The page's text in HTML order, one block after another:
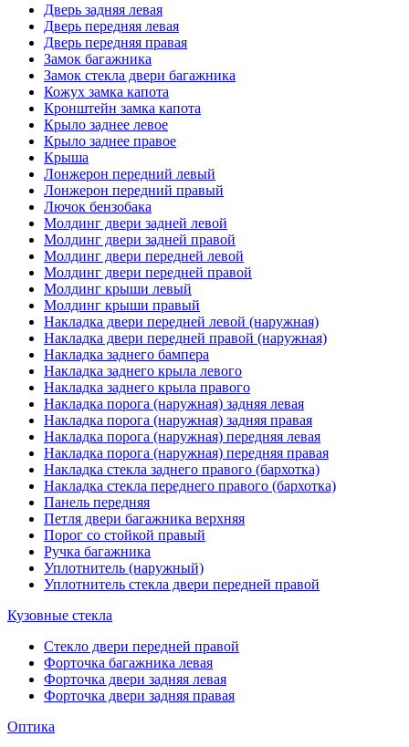
Дверь задняя левая
Дверь передняя левая
Дверь передняя правая
Замок багажника
Замок стекла двери багажника
Кожух замка капота
Кронштейн замка капота
Крыло заднее левое
Крыло заднее правое
Крыша
Лонжерон передний левый
Лонжерон передний правый
Лючок бензобака
Молдинг двери задней левой
Молдинг двери задней правой
Молдинг двери передней левой
Молдинг двери передней правой
Молдинг крыши левый
Молдинг крыши правый
Накладка двери передней левой (наружная)
Накладка двери передней правой (наружная)
Накладка заднего бампера
Накладка заднего крыла левого
Накладка заднего крыла правого
Накладка порога (наружная) задняя левая
Накладка порога (наружная) задняя правая
Накладка порога (наружная) передняя левая
Накладка порога (наружная) передняя правая
Накладка стекла заднего правого (бархотка)
Накладка стекла переднего правого (бархотка)
Панель передняя
Петля двери багажника верхняя
Порог со стойкой правый
Ручка багажника
Уплотнитель (наружный)
Уплотнитель стекла двери передней правой
Кузовные стекла
Стекло двери передней правой
Форточка багажника левая
Форточка двери задняя левая
Форточка двери задняя правая
Оптика